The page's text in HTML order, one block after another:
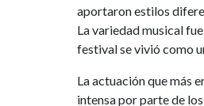
aportaron estilos
La variedad musical
festival se vivió como
La actuación que más
intensa por parte de